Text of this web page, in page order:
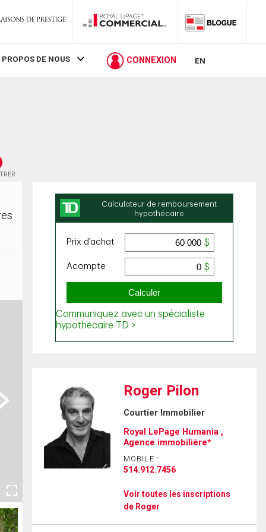
PROPOS DE NOUS CONNEXION EN
Roger Pilon
Courtier Immobilier
Royal LePage Humania ,
Agence immobilière*
MOBILE :
514.912.7456
Voir toutes les inscriptions
de Roger